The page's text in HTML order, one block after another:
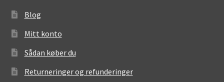
Blog
Mitt konto
Sådan køber du
Returneringer og refunderinger